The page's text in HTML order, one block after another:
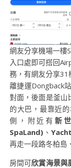
網友分享機場一樓
入口處即可搭回
務，有網友分享
離捷運Dongback
對面，後面是釜山
的大巴，最靠近
側，附近有 新
SpaLand) 、
再走一段路冬柏島
房間可欣賞海景與